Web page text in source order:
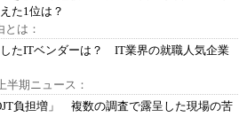
た1位は？
とは：
たITベンダーは？ IT業界の就職人気企業
半期ニュース：
負担増」 複数の調査で露呈した現場の苦